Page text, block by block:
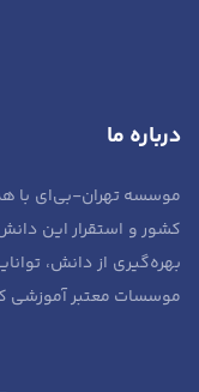
درباره ما
موسسه تهران-بی‌ای با
کشور و استقرار این
بهره‌گیری از دانش،
موسسات معتبر آموزشی کشور در